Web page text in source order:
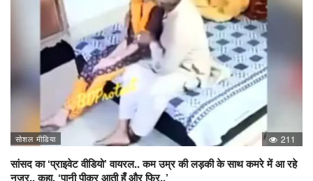
सोशल मीडिया 211
सांसद का ‘प्राइवेट वीडियो’ वायरल.. कम उम्र की लड़की के साथ कमरे में आ रहे
नजर.. कहा, ‘पानी पीकर आती हूँ और फिर..’